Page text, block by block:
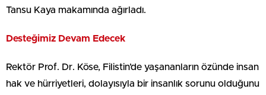
Tansu Kaya makamında ağırladı.
Desteğimiz Devam Edecek
Rektör Prof. Dr. Köse, Filistin’de yaşananların özünde insan
hak ve hürriyetleri, dolayısıyla bir insanlık sorunu olduğunu